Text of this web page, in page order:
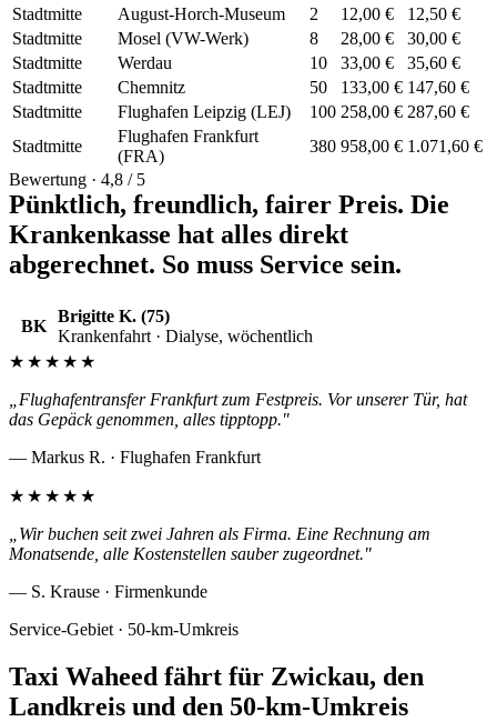
Stadtmitte
August-Horch-Museum 2 12,00 €
12,50 €
Stadtmitte
Mosel (VW-Werk) 8 28,00 €
30,00 €
Stadtmitte
Werdau 10 33,00 €
35,60 €
Stadtmitte
Chemnitz 50 133,00 € 147,60 €
Stadtmitte
Flughafen Leipzig (LEJ) 100 258,00 € 287,60 €
Stadtmitte
Flughafen Frankfurt
(FRA)
380 958,00 € 1.071,60 €
Bewertung · 4,8 / 5
Pünktlich, freundlich, fairer Preis. Die
Krankenkasse hat alles direkt
abgerechnet. So muss Service sein.
BK
Brigitte K. (75)
Krankenfahrt · Dialyse, wöchentlich
★★★★★
„Flughafentransfer Frankfurt zum Festpreis. Vor unserer Tür, hat
das Gepäck genommen, alles tipptopp."
— Markus R. · Flughafen Frankfurt
★★★★★
„Wir buchen seit zwei Jahren als Firma. Eine Rechnung am
Monatsende, alle Kostenstellen sauber zugeordnet."
— S. Krause · Firmenkunde
Service-Gebiet · 50-km-Umkreis
Taxi Waheed fährt für Zwickau, den
Landkreis und den 50-km-Umkreis